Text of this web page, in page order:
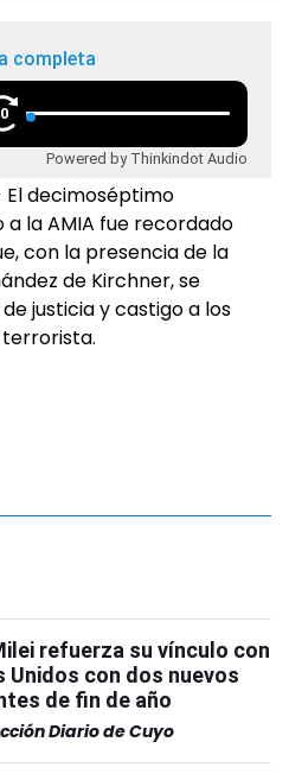
completa
Powered by Thinkindot Audio
El decimoséptimo
la AMIA fue recordado
con la presencia de la
de Kirchner, se
justicia y castigo a los
refuerza su vínculo con
Unidos con dos nuevos
de fin de año
Diario de Cuyo